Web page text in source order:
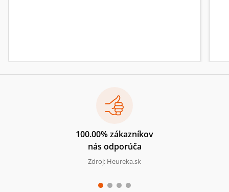
100.00% zákazníkov
nás odporúča
Zdroj: Heureka.sk